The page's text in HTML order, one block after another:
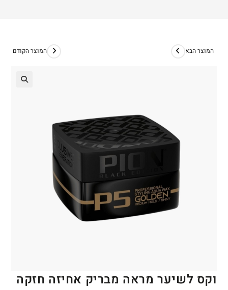
המוצר הקודם המוצר הבא
וקס לשיער מראה מבריק אחיזה חזקה